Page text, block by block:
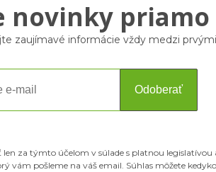
novinky priamo
zaujímavé informácie vždy medzi prvými
Odoberať
len za týmto účelom v súlade s platnou
vám pošleme na váš email. Súhlas môžete